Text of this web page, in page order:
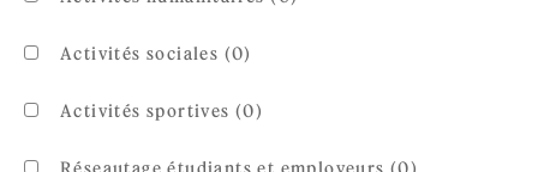
Activités sociales (0)
Activités sportives (0)